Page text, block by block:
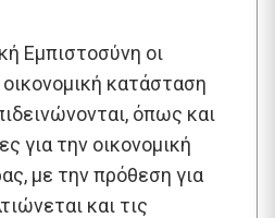
Εμπιστοσύνη οι
κατάσταση
όπως και
για την οικονομική
με την πρόθεση για
και τις